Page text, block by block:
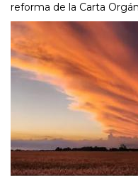
reforma de la Carta